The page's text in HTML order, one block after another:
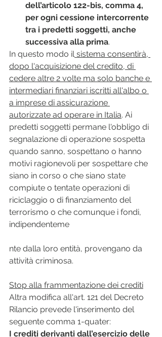
dell’articolo 122-bis, comma 4,
per ogni cessione intercorrente
tra i predetti soggetti, anche
successiva alla prima.
In questo modo il sistema consentirà,
dopo l'acquisizione del credito, di
cedere altre 2 volte ma solo banche e
intermediari finanziari iscritti all'albo o
a imprese di assicurazione
autorizzate ad operare in Italia. Ai
predetti soggetti permane l'obbligo di
segnalazione di operazione sospetta
quando sanno, sospettano o hanno
motivi ragionevoli per sospettare che
siano in corso o che siano state
compiute o tentate operazioni di
riciclaggio o di finanziamento del
terrorismo o che comunque i fondi,
indipendenteme
nte dalla loro entità, provengano da
attività criminosa.
Stop alla frammentazione dei crediti
Altra modifica all'art. 121 del Decreto
Rilancio prevede l'inserimento del
seguente comma 1-quater:
I crediti derivanti dall’esercizio delle